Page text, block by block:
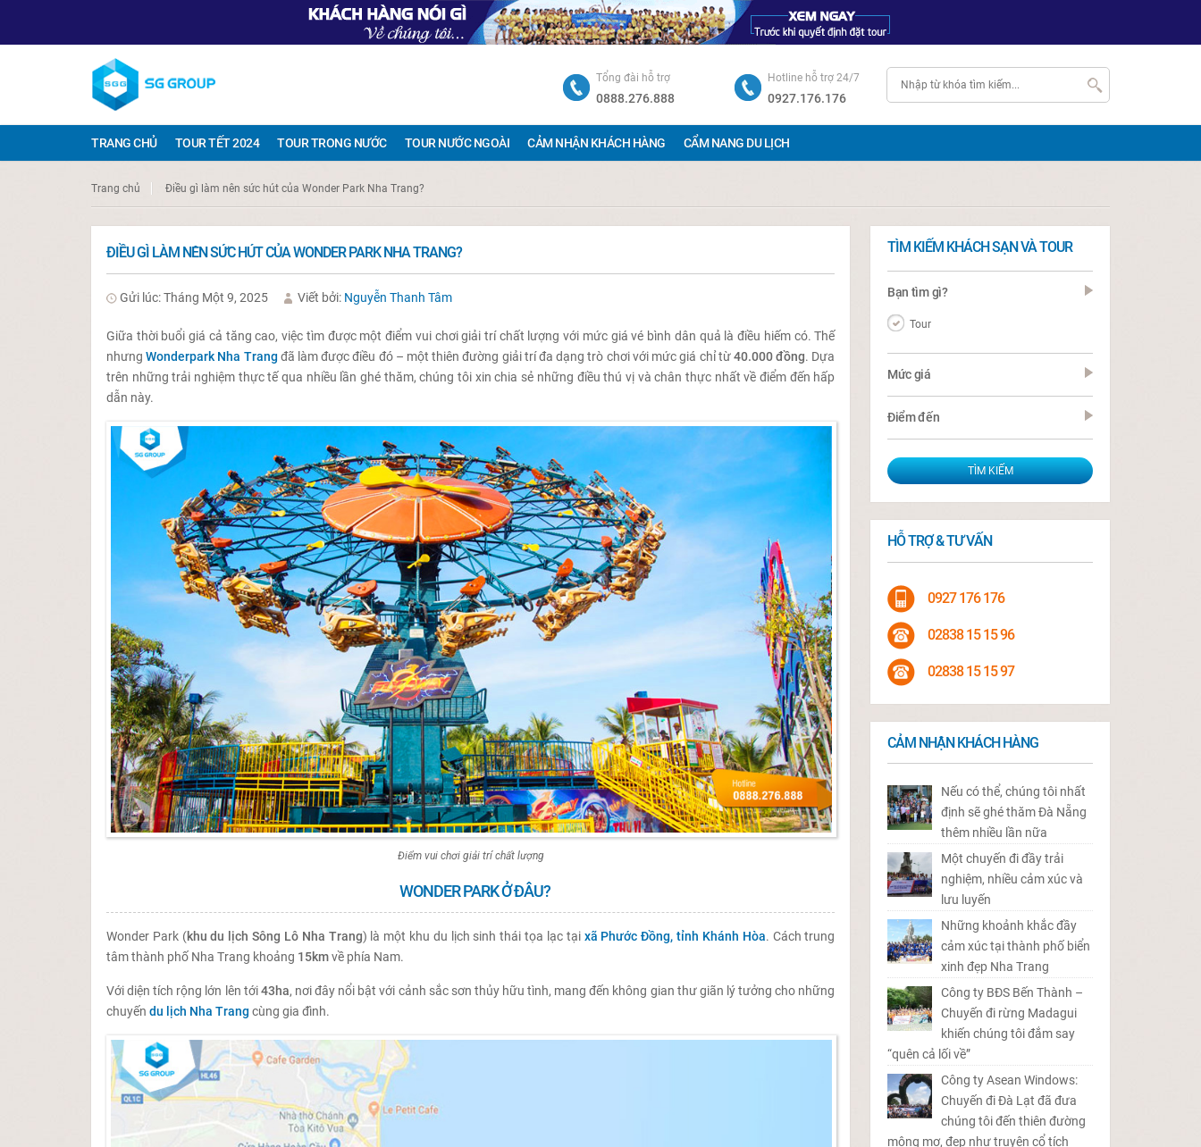
Hotline hỗ trợ 24/7
0927.176.176
Tổng đài hỗ trợ
0888.276.888
TRANG CHỦ TOUR TẾT 2024 TOUR TRONG NƯỚC TOUR NƯỚC NGOÀI CẢM NHẬN KHÁCH HÀNG CẨM NANG DU LỊCH
Trang chủ Điều gì làm nên sức hút của Wonder Park Nha Trang?
ĐIỀU GÌ LÀM NÊN SỨC HÚT CỦA WONDER PARK NHA TRANG?
Gửi lúc: Tháng Một 9, 2025 Viết bởi: Nguyễn Thanh Tâm
Giữa thời buổi giá cả tăng cao, việc tìm được một điểm vui chơi giải trí chất lượng với mức giá vé bình dân quả là điều hiếm có. Thế
nhưngWonderpark Nha Trang đã làm được điều đó – một thiên đường giải trí đa dạng trò chơi với mức giá chỉ từ40.000 đồng. Dựa
trên những trải nghiệm thực tế qua nhiều lần ghé thăm, chúng tôi xin chia sẻ những điều thú vị và chân thực nhất về điểm đến hấp
dẫn này.
Điểm vui chơi giải trí chất lượng
WONDER PARK Ở ĐÂU?
Wonder Park (khu du lịch Sông Lô Nha Trang) là một khu du lịch sinh thái tọa lạc tại xã Phước Đồng, tỉnh Khánh Hòa. Cách trung
tâm thành phố Nha Trang khoảng 15kmvề phía Nam.
Với diện tích rộng lớn lên tới43ha, nơi đây nổi bật với cảnh sắc sơn thủy hữu tình, mang đến không gian thư giãn lý tưởng cho những
chuyến du lịch Nha Trang cùng gia đình.
TÌM KIẾM KHÁCH SẠN VÀ TOUR
Bạn tìm gì?
Tour
Mức giá
Điểm đến
HỖ TRỢ & TƯ VẤN
0927 176 176
02838 15 15 96
02838 15 15 97
CẢM NHẬN KHÁCH HÀNG
Nếu có thể, chúng tôi nhất
định sẽ ghé thăm Đà Nẵng
thêm nhiều lần nữa
Một chuyến đi đầy trải
nghiệm, nhiều cảm xúc và
lưu luyến
Những khoảnh khắc đầy
cảm xúc tại thành phố biển
xinh đẹp Nha Trang
Công ty BĐS Bến Thành –
Chuyến đi rừng Madagui
khiến chúng tôi đắm say
“quên cả lối về”
Công ty Asean Windows:
Chuyến đi Đà Lạt đã đưa
chúng tôi đến thiên đường
mộng mơ, đẹp như truyện cổ tích